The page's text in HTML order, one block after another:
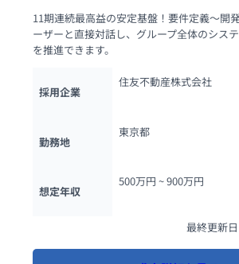
11期連続最高益の安定基盤！要件定義〜開
ーザーと直接対話し、グループ全体のシス
を推進できます。
採用企業
住友不動産株式会社
勤務地
東京都
想定年収
500万円 ~ 900万円
最終更新